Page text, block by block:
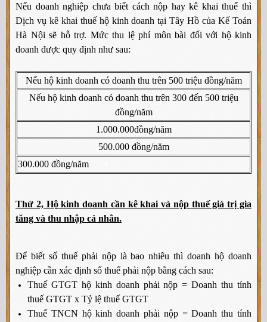
Nếu doanh nghiệp chưa biết cách nộp hay kê khai thuế thì
Dịch vụ kê khai thuế hộ kinh doanh tại Tây Hồ của Kế Toán
Hà Nội sẽ hỗ trợ. Mức thu lệ phí môn bài đối với hộ kinh
doanh được quy định như sau:
Nếu hộ kinh doanh có doanh thu trên 500 triệu đồng/năm
Nếu hộ kinh doanh có doanh thu trên 300 đến 500 triệu
đồng/năm
1.000.000đồng/năm
500.000 đồng/năm
300.000 đồng/năm
Thứ 2, Hộ kinh doanh cần kê khai và nộp thuế giá trị gia
tăng và thu nhập cá nhân.
Để biết số thuế phải nộp là bao nhiêu thì doanh hộ doanh
nghiệp cần xác định số thuế phải nộp bằng cách sau:
Thuế GTGT hộ kinh doanh phải nộp = Doanh thu tính
thuế GTGT x Tỷ lệ thuế GTGT
Thuế TNCN hộ kinh doanh phải nộp = Doanh thu tính